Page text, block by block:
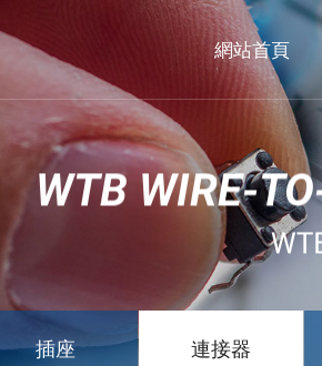
東
莞
市
瀚
實
業
有
限
公
網站首頁
WTB WIRE-
插座 連接器